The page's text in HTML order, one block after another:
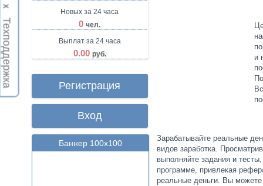
Х
Техподдержка
Новых за 24 часа
0 чел.
Выплат за 24 часа
0.00 руб.
Регистрация
Вход
Баннер 100х100
и
Зарабатывайте реальные
видов заработка.
выполняйте задания и
программе, привлекая
реальные деньги. Вы можете